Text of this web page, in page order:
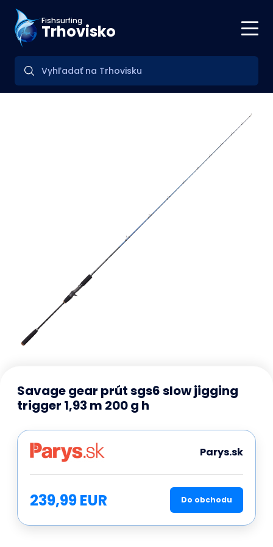
Fishsurfing
Trhovisko
Savage gear prút sgs6 slow jigging
trigger 1,93 m 200 g h
Parys.sk
239,99 EUR Do obchodu